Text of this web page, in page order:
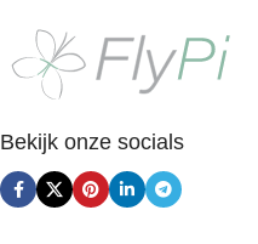
Bekijk onze socials